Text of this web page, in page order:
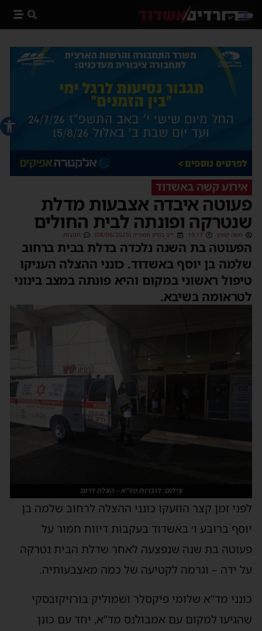
פתח
אירוע קשה באשדוד
פעוטה איבדה אצבעות מדלת
שנטרקה ופונתה לבית החולים
משה קאהן 19:17 י״ב בסיון תשפ״ה (08/06/2025) תגובות
הפעוטה בת השנה נלכדה בדלת בבית ברחוב
שלמה בן יוסף באשדוד. כונני ההצלה העניקו
טיפול ראשוני במקום והיא פונתה במצב בינוני
לטראומה בשיבא.
צילום: דוברות מד”א - הצלה דרום
לפני זמן קצר הוזעקו כונני ההצלה לרחוב שלמה בן
יוסף ברובע ו׳ באשדוד בעקבות דיווח חמור על
פעוטה בת שנה שנפצעה לאחר שדלת הבית נטרקה
על ידה – וגרמה לקטיעה של כמה מאצבעותיה.
כונני מד”א שלומי פיקסלר ושמוליק בורזיקובסקי
שהגיעו למקום עם אמבולנס מד”א, יחד עם כונן